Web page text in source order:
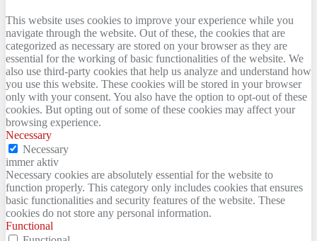
This website uses cookies to improve your experience while you
navigate through the website. Out of these, the cookies that are
categorized as necessary are stored on your browser as they are
essential for the working of basic functionalities of the website. We
also use third-party cookies that help us analyze and understand how
you use this website. These cookies will be stored in your browser
only with your consent. You also have the option to opt-out of these
cookies. But opting out of some of these cookies may affect your
browsing experience.
Necessary
Necessary
immer aktiv
Necessary cookies are absolutely essential for the website to
function properly. This category only includes cookies that ensures
basic functionalities and security features of the website. These
cookies do not store any personal information.
Functional